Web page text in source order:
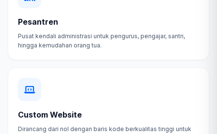
Pesantren
Pusat kendali administrasi untuk pengurus, pengajar, santri,
hingga kemudahan orang tua.
Custom Website
Dirancang dari nol dengan baris kode berkualitas tinggi untuk